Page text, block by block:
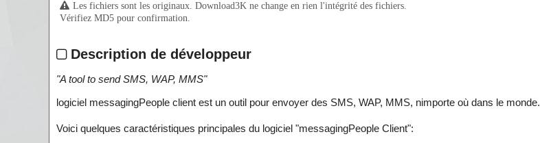
Les fichiers sont les originaux. Download3K ne change en rien l'intégrité des fichiers.
Vérifiez MD5 pour confirmation.
Description de développeur
"A tool to send SMS, WAP, MMS"
logiciel messagingPeople client est un outil pour envoyer des SMS, WAP, MMS, nimporte où dans le monde.
Voici quelques caractéristiques principales du logiciel "messagingPeople Client":